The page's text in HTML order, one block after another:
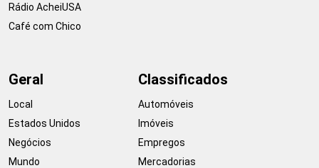
Rádio AcheiUSA
Café com Chico
Geral
Local
Estados Unidos
Negócios
Mundo
Classificados
Automóveis
Imóveis
Empregos
Mercadorias